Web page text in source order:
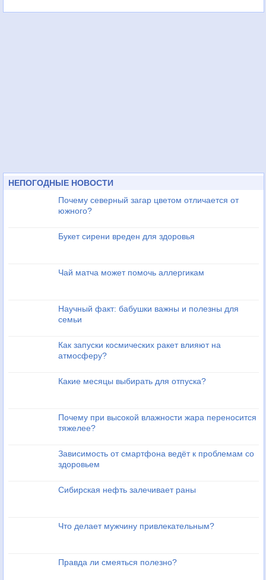
НЕПОГОДНЫЕ НОВОСТИ
Почему северный загар цветом отличается от
южного?
Букет сирени вреден для здоровья
Чай матча может помочь аллергикам
Научный факт: бабушки важны и полезны для
семьи
Как запуски космических ракет влияют на
атмосферу?
Какие месяцы выбирать для отпуска?
Почему при высокой влажности жара переносится
тяжелее?
Зависимость от смартфона ведёт к проблемам со
здоровьем
Сибирская нефть залечивает раны
Что делает мужчину привлекательным?
Правда ли смеяться полезно?